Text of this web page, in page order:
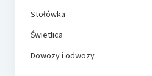
Stołówka
Świetlica
Dowozy i odwozy